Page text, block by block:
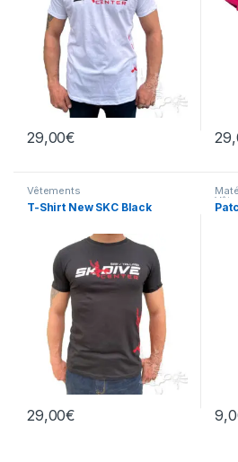
29,00€
Vêtements
T-Shirt New SKC Black
29,00€